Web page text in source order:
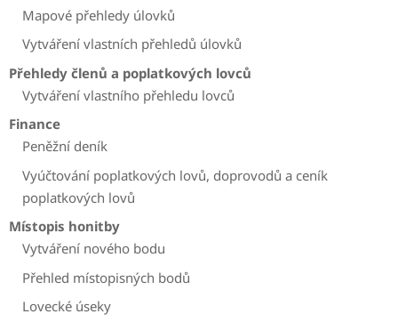
Mapové přehledy úlovků
Vytváření vlastních přehledů úlovků
Přehledy členů a poplatkových lovců
Vytváření vlastního přehledu lovců
Finance
Peněžní deník
Vyúčtování poplatkových lovů, doprovodů a ceník
poplatkových lovů
Místopis honitby
Vytváření nového bodu
Přehled místopisných bodů
Lovecké úseky